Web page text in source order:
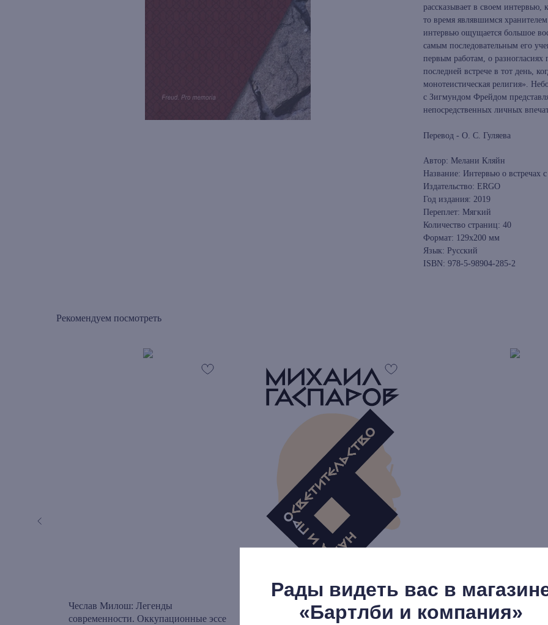
Рады видеть вас в
«Бартлби и компания»
рассказывает в своем
то время являвшимся
интервью ощущается большое
самым последовательным его
первым работам, о
последней встрече в тот день,
монотеистическая религия».
с Зигмундом Фрейдом
непосредственных личных
Перевод - О. С. Гуляева
Автор: Мелани Кляйн
Название: Интервью о встречах
Издательство: ERGO
Год издания: 2019
Переплет: Мягкий
Количество страниц: 40
Формат: 129x200 мм
Язык: Русский
ISBN: 978-5-98904-285-2
Рекомендуем посмотреть
Чеслав Милош: Легенды
современности. Оккупационные эссе
Михаил Гаспаров: Собрание
сочинений в шести томах. Том 6.